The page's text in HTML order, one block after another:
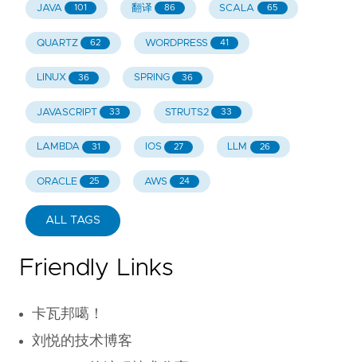
JAVA 101 翻译 86 SCALA 65
QUARTZ 62 WORDPRESS 41
LINUX 36 SPRING 36
JAVASCRIPT 33 STRUTS2 33
LAMBDA 31 IOS 27 LLM 26
ORACLE 25 AWS 24
ALL TAGS
Friendly Links
卡瓦邦噶！
刘悦的技术博客